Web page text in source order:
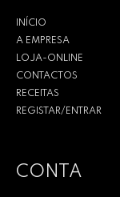
INÍCIO
A EMPRESA
LOJA-ONLINE
CONTACTOS
RECEITAS
REGISTAR/ENTRAR
CONTA